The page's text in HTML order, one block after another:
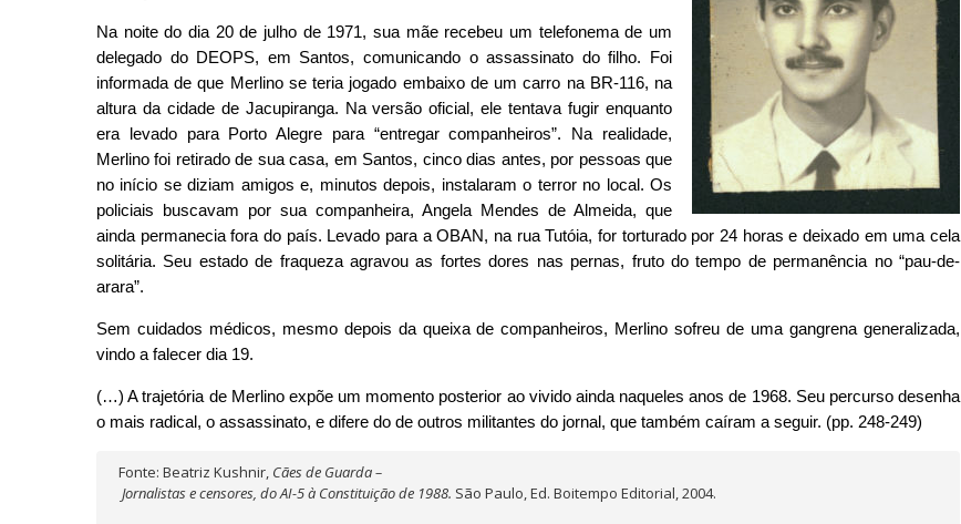
Na noite do dia 20 de julho de 1971, sua mãe recebeu um telefonema de um
delegado do DEOPS, em Santos, comunicando o assassinato do filho. Foi
informada de que Merlino se teria jogado embaixo de um carro na BR-116, na
altura da cidade de Jacupiranga. Na versão oficial, ele tentava fugir enquanto
era levado para Porto Alegre para “entregar companheiros”. Na realidade,
Merlino foi retirado de sua casa, em Santos, cinco dias antes, por pessoas que
no início se diziam amigos e, minutos depois, instalaram o terror no local. Os
policiais buscavam por sua companheira, Angela Mendes de Almeida, que
ainda permanecia fora do país. Levado para a OBAN, na rua Tutóia, for torturado por 24 horas e deixado em uma cela
solitária. Seu estado de fraqueza agravou as fortes dores nas pernas, fruto do tempo de permanência no “pau-de-
arara”.
Sem cuidados médicos, mesmo depois da queixa de companheiros, Merlino sofreu de uma gangrena generalizada,
vindo a falecer dia 19.
(…) A trajetória de Merlino expõe um momento posterior ao vivido ainda naqueles anos de 1968. Seu percurso desenha
o mais radical, o assassinato, e difere do de outros militantes do jornal, que também caíram a seguir. (pp. 248-249)
Fonte: Beatriz Kushnir, Cães de Guarda –
Jornalistas e censores, do AI-5 à Constituição de 1988. São Paulo, Ed. Boitempo Editorial, 2004.